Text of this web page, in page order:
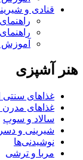
قنادی و
آموزش
هنر آشپزی
غذاهای سنتی
غذاهای مدرن
سالاد و سوپ
شیرینی و دسر
نوشیدنی‌ها
مربا و ترشی